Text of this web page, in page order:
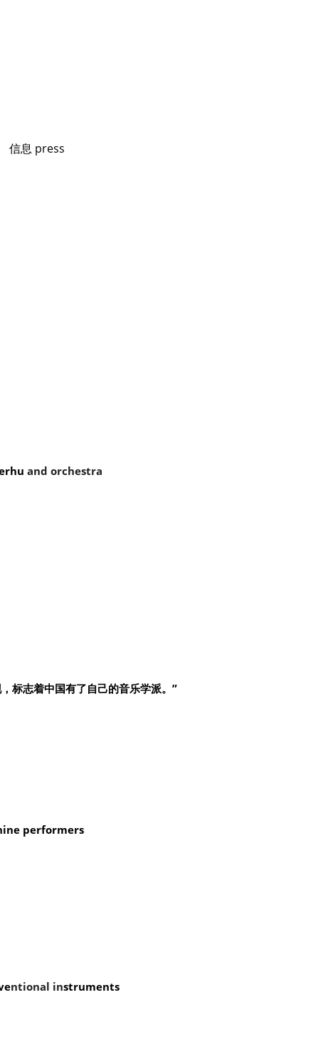
信息 press
信息 press
and orchestra
标志着中国有了自己的音乐学派。”
nine performers
ntional instruments